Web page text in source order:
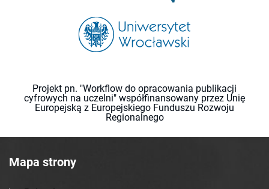
Projekt pn. "Workflow do opracowania publikacji
cyfrowych na uczelni" współfinansowany przez Unię
Europejską z Europejskiego Funduszu Rozwoju
Regionalnego
Mapa strony